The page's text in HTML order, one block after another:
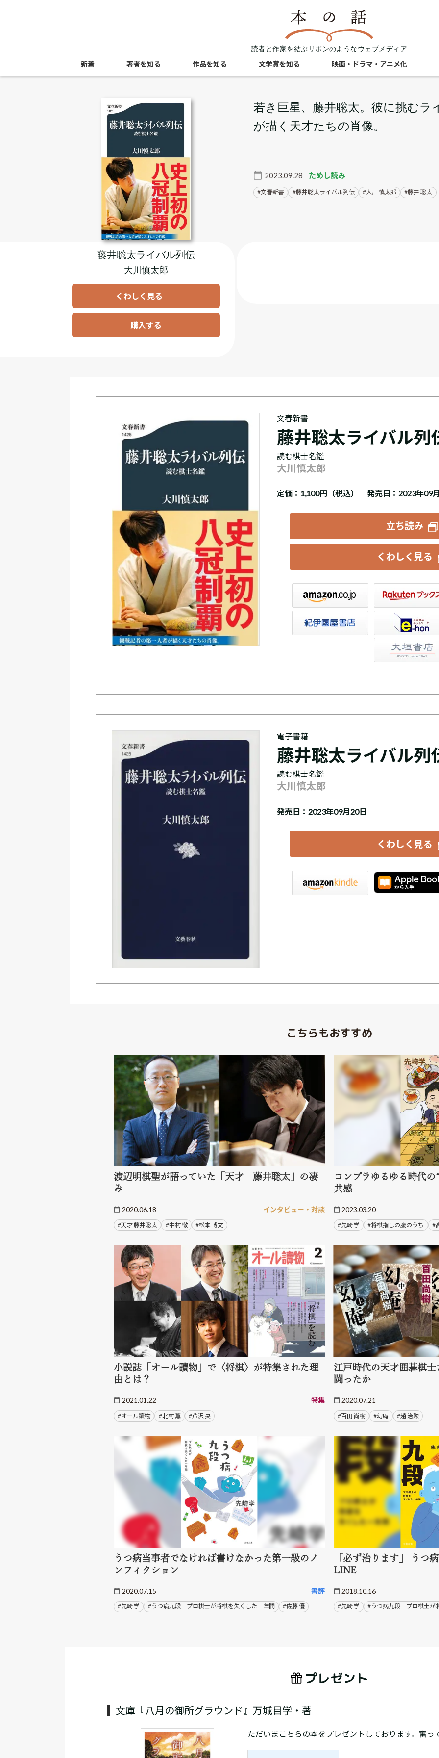
読者と作家を結ぶリボンのようなウェブメディア
新着 著者を知る 作品を知る 文学賞を知る 映画・ドラマ・アニメ化
若き巨星、藤井聡太。彼に挑むラ
が描く天才たちの肖像。
2023.09.28 ためし読み
文春新書 藤井聡太ライバル列伝 大川 慎太郎 藤井 聡太
藤井聡太ライバル列伝
大川慎太郎
くわしく見る
購入する
文春新書
藤井聡太ライバル列
読む棋士名鑑
大川慎太郎
定価： 1,100円（税込） 発売日：2023年09
立ち読み
くわしく見る
Amazon 楽天ブックス セブンネット
紀伊國屋書店ウェブストア
e-hon HonyaClub
大垣書店
電子書籍
藤井聡太ライバル列
読む棋士名鑑
大川慎太郎
発売日：2023年09月20日
くわしく見る
楽天Kobo
こちらもおすすめ
渡辺明棋聖が語っていた「天才 藤井聡太」の凄
み
2020.06.18 インタビュー・対談
#天才 藤井聡太 #中村 徹 #松本 博文
コンプラゆるゆる時代
共感
2023.03.20
#先崎 学 #将棋指しの腹のうち #
小説誌「オール讀物」で〈将棋〉が特集された理
由とは？
2021.01.22 特集
#オール讀物 #北村 薫 #芦沢 央
江戸時代の天才囲碁棋
闘ったか
2020.07.21
#百田 尚樹 #幻庵 #趙 治勲
うつ病当事者でなければ書けなかった第一級のノ
ンフィクション
2020.07.15 書評
#先崎 学 #うつ病九段 プロ棋士が将棋を失くした一年間 #佐藤 優
「必ず治ります」 うつ
LINE
2018.10.16
#先崎 学 #うつ病九段 プロ棋士が
プレゼント
文庫『八月の御所グラウンド』万城目学・著
ただいまこちらの本をプレゼントしております。奮っ